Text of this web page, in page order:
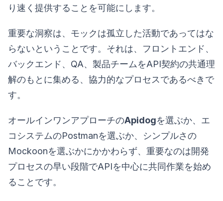
り速く提供することを可能にします。
重要な洞察は、モックは孤立した活動であってはな
らないということです。それは、フロントエンド、
バックエンド、QA、製品チームをAPI契約の共通理
解のもとに集める、協力的なプロセスであるべきで
す。
オールインワンアプローチのApidogを選ぶか、エ
コシステムのPostmanを選ぶか、シンプルさの
Mockoonを選ぶかにかかわらず、重要なのは開発
プロセスの早い段階でAPIを中心に共同作業を始め
ることです。